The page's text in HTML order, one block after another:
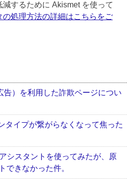
するために Akismet を使って
の処理方法の詳細はこちらをご
告）を利用した詐欺ページについ
タイプが繋がらなくなって焦った
シスタントを使ってみたが、原
できなかった件。